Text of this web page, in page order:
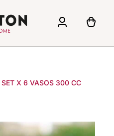
SET X 6 VASOS 300 CC